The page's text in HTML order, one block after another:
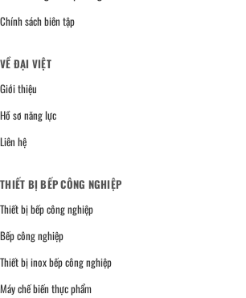
Chính sách biên tập
VỀ ĐẠI VIỆT
Giới thiệu
Hồ sơ năng lực
Liên hệ
THIẾT BỊ BẾP CÔNG NGHIỆP
Thiết bị bếp công nghiệp
Bếp công nghiệp
Thiết bị inox bếp công nghiệp
Máy chế biến thực phẩm